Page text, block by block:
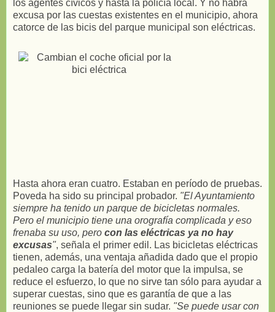
los agentes cívicos y hasta la policía local. Y no habrá
excusa por las cuestas existentes en el municipio, ahora
catorce de las bicis del parque municipal son eléctricas.
Hasta ahora eran cuatro. Estaban en período de pruebas.
Poveda ha sido su principal probador. "El Ayuntamiento
siempre ha tenido un parque de bicicletas normales.
Pero el municipio tiene una orografía complicada y eso
frenaba su uso, pero con las eléctricas ya no hay
excusas", señala el primer edil. Las bicicletas eléctricas
tienen, además, una ventaja añadida dado que el propio
pedaleo carga la batería del motor que la impulsa, se
reduce el esfuerzo, lo que no sirve tan sólo para ayudar a
superar cuestas, sino que es garantía de que a las
reuniones se puede llegar sin sudar. "Se puede usar con